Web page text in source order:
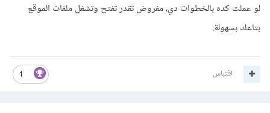
لو عملت كده بالخطوات دي، مفروض تقدر تفتح وتشغل ملفات الموقع
بتاعك بسهولة.
1 اقتباس